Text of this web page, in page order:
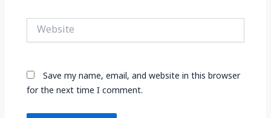
Website
Save my name, email, and website in this browser
for the next time I comment.